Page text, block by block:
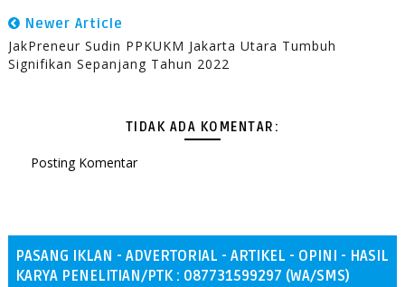
Newer Article
JakPreneur Sudin PPKUKM Jakarta Utara Tumbuh
Signifikan Sepanjang Tahun 2022
TIDAK ADA KOMENTAR:
Posting Komentar
PASANG IKLAN - ADVERTORIAL - ARTIKEL - OPINI - HASIL
KARYA PENELITIAN/PTK : 087731599297 (WA/SMS)